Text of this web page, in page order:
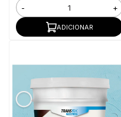
- +
ADICIONAR